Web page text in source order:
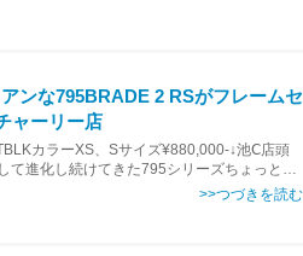
ンな795BRADE 2 RSがフレームセ
ャーリー店
カラーXS、Sサイズ¥880,000-↓池Ⅽ店頭
て進化し続けてきた795シリーズちょっと前